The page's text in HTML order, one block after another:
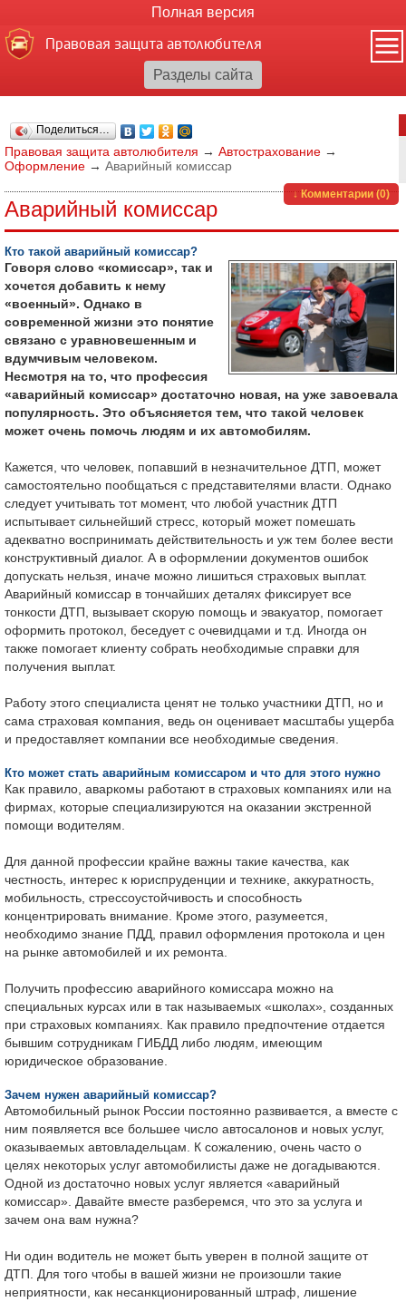
Полная версия
Правовая защита автолюбителя
Поделиться…
Правовая защита автолюбителя → Автострахование →
Оформление → Аварийный комиссар
↓ Комментарии (0)
Аварийный комиссар
Кто такой аварийный комиссар?
Говоря слово «комиссар», так и
хочется добавить к нему
«военный». Однако в
современной жизни это понятие
связано с уравновешенным и
вдумчивым человеком.
Несмотря на то, что профессия
«аварийный комиссар» достаточно новая, на уже завоевала
популярность. Это объясняется тем, что такой человек
может очень помочь людям и их автомобилям.
Кажется, что человек, попавший в незначительное ДТП, может
самостоятельно пообщаться с представителями власти. Однако
следует учитывать тот момент, что любой участник ДТП
испытывает сильнейший стресс, который может помешать
адекватно воспринимать действительность и уж тем более вести
конструктивный диалог. А в оформлении документов ошибок
допускать нельзя, иначе можно лишиться страховых выплат.
Аварийный комиссар в тончайших деталях фиксирует все
тонкости ДТП, вызывает скорую помощь и эвакуатор, помогает
оформить протокол, беседует с очевидцами и т.д. Иногда он
также помогает клиенту собрать необходимые справки для
получения выплат.
Работу этого специалиста ценят не только участники ДТП, но и
сама страховая компания, ведь он оценивает масштабы ущерба
и предоставляет компании все необходимые сведения.
Кто может стать аварийным комиссаром и что для этого нужно
Как правило, аваркомы работают в страховых компаниях или на
фирмах, которые специализируются на оказании экстренной
помощи водителям.
Для данной профессии крайне важны такие качества, как
честность, интерес к юриспруденции и технике, аккуратность,
мобильность, стрессоустойчивость и способность
концентрировать внимание. Кроме этого, разумеется,
необходимо знание ПДД, правил оформления протокола и цен
на рынке автомобилей и их ремонта.
Получить профессию аварийного комиссара можно на
специальных курсах или в так называемых «школах», созданных
при страховых компаниях. Как правило предпочтение отдается
бывшим сотрудникам ГИБДД либо людям, имеющим
юридическое образование.
Зачем нужен аварийный комиссар?
Автомобильный рынок России постоянно развивается, а вместе с
ним появляется все большее число автосалонов и новых услуг,
оказываемых автовладельцам. К сожалению, очень часто о
целях некоторых услуг автомобилисты даже не догадываются.
Одной из достаточно новых услуг является «аварийный
комиссар». Давайте вместе разберемся, что это за услуга и
зачем она вам нужна?
Ни один водитель не может быть уверен в полной защите от
ДТП. Для того чтобы в вашей жизни не произошли такие
неприятности, как несанкционированный штраф, лишение